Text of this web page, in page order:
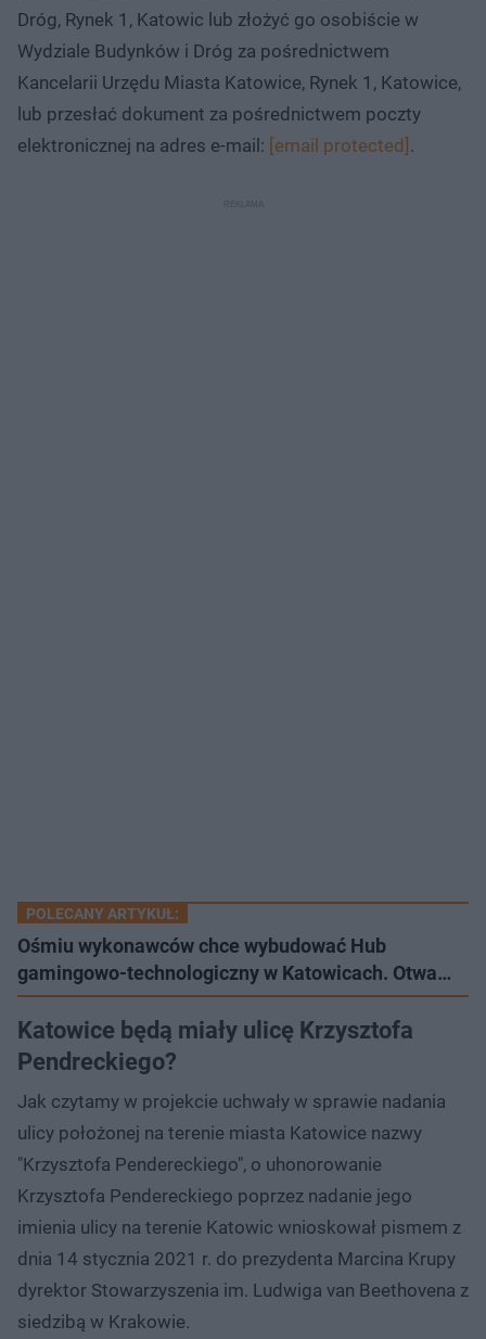
Dróg, Rynek 1, Katowic lub złożyć go osobiście w
Wydziale Budynków i Dróg za pośrednictwem
Kancelarii Urzędu Miasta Katowice, Rynek 1, Katowice,
lub przesłać dokument za pośrednictwem poczty
elektronicznej na adres e-mail: [email protected] .
POLECANY ARTYKUŁ:
Ośmiu wykonawców chce wybudować Hub
gamingowo-technologiczny w Katowicach. Otwa…
Katowice będą miały ulicę Krzysztofa
Pendreckiego?
Jak czytamy w projekcie uchwały w sprawie nadania
ulicy położonej na terenie miasta Katowice nazwy
"Krzysztofa Pendereckiego", o uhonorowanie
Krzysztofa Pendereckiego poprzez nadanie jego
imienia ulicy na terenie Katowic wnioskował pismem z
dnia 14 stycznia 2021 r. do prezydenta Marcina Krupy
dyrektor Stowarzyszenia im. Ludwiga van Beethovena z
siedzibą w Krakowie.